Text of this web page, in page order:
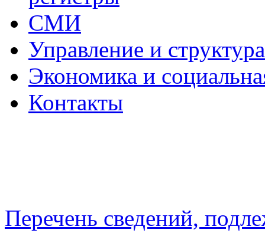
СМИ
Управление и
Экономика и
Контакты
Перечень сведений,